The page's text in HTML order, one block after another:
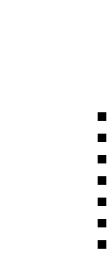
■
■
■
■
■